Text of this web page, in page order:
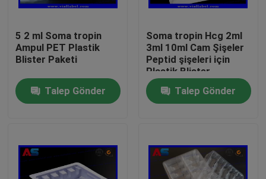
Ev
Hakkımızda
5 2 ml Soma tropin
Ampul PET Plastik
Blister Paketi
Talep Gönder
Soma tropin Hcg 2ml
3ml 10ml Cam Şişeler
Peptid şişeleri için
Plastik Blister
Ambalajı
Talep Gönder